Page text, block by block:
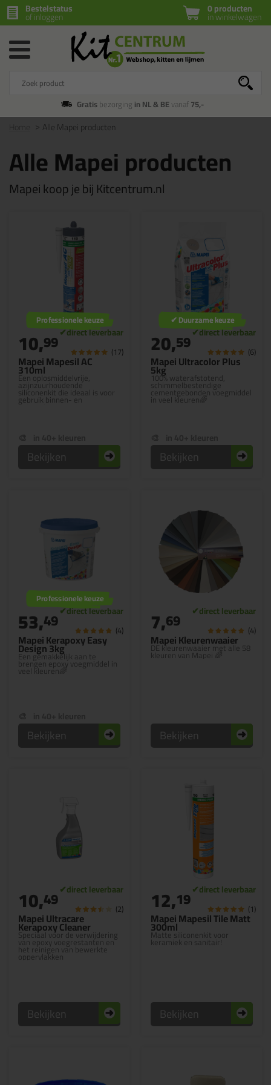
0 producten
in winkelwagen
Bestelstatus
of inloggen
Gratisbezorging in NL & BEvanaf75,-
Alle Mapei producten
Alle Mapei producten
Mapei koop je bij Kitcentrum.nl
Mapei Mapesil AC
310ml
Een oplosmiddelvrije,
azijnzuurhoudende
siliconenkit die ideaal is voor
gebruik binnen- en
buitenshuis
Professionele keuze
10,99 (17)
Bekijken
Mapei Ultracolor Plus
5kg
100% waterafstotend,
schimmelbestendige
cementgebonden voegmiddel
in veel kleuren🌈
✔ Duurzame keuze
20,59 (6)
Bekijken
Mapei Kerapoxy Easy
Design 3kg
Een gemakkelijk aan te
brengen epoxy voegmiddel in
veel kleuren🌈
Professionele keuze
53,49 (4)
Bekijken
Mapei Kleurenwaaier
DE kleurenwaaier met alle 58
kleuren van Mapei 🌈
7,69 (4)
Bekijken
Mapei Ultracare
Kerapoxy Cleaner
Speciaal voor de verwijdering
van epoxy voegrestanten en
het reinigen van bewerkte
oppervlakken
10,49 (2)
Bekijken
Mapei Mapesil Tile Matt
300ml
Matte siliconenkit voor
keramiek en sanitair!
12,19 (1)
Bekijken